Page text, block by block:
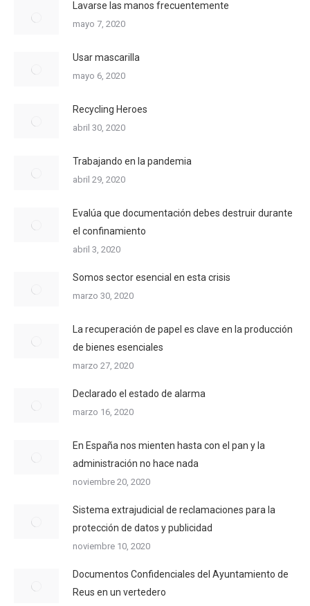
Lavarse las manos frecuentemente
mayo 7, 2020
Usar mascarilla
mayo 6, 2020
Recycling Heroes
abril 30, 2020
Trabajando en la pandemia
abril 29, 2020
Evalúa que documentación debes destruir durante
el confinamiento
abril 3, 2020
Somos sector esencial en esta crisis
marzo 30, 2020
La recuperación de papel es clave en la producción
de bienes esenciales
marzo 27, 2020
Declarado el estado de alarma
marzo 16, 2020
En España nos mienten hasta con el pan y la
administración no hace nada
noviembre 20, 2020
Sistema extrajudicial de reclamaciones para la
protección de datos y publicidad
noviembre 10, 2020
Documentos Confidenciales del Ayuntamiento de
Reus en un vertedero